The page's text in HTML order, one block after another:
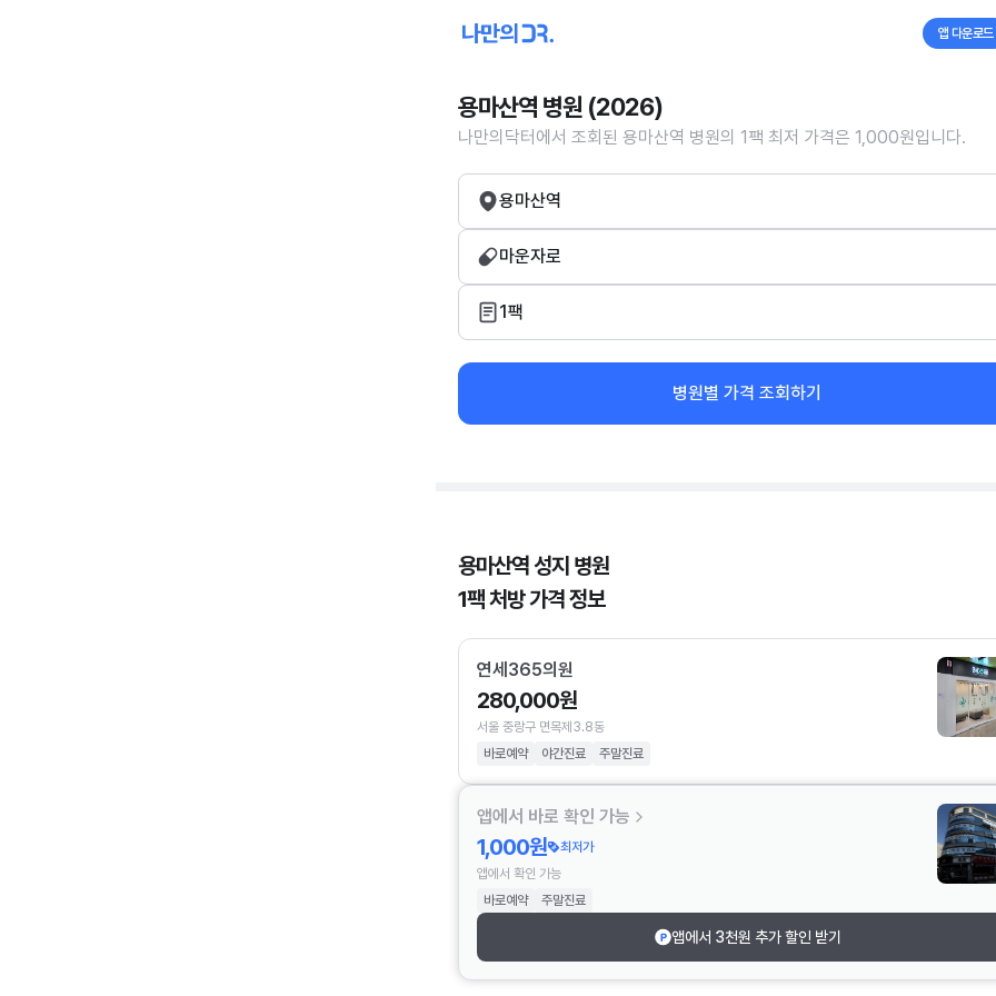
앱 다운로드
용마산역 병원 (2026)
나만의닥터에서 조회된 용마산역 병원의 1팩 최저 가격은 1,000원입니다.
용마산역
마운자로
1팩
병원별 가격 조회하기
용마산역 성지 병원
1팩 처방 가격 정보
연세365의원
280,000원
서울 중랑구 면목제3.8동
바로예약
야간진료 주말진료
앱에서 바로 확인 가능
1,000원
최저가
앱에서 확인 가능
바로예약
주말진료
앱에서 3천원 추가 할인 받기